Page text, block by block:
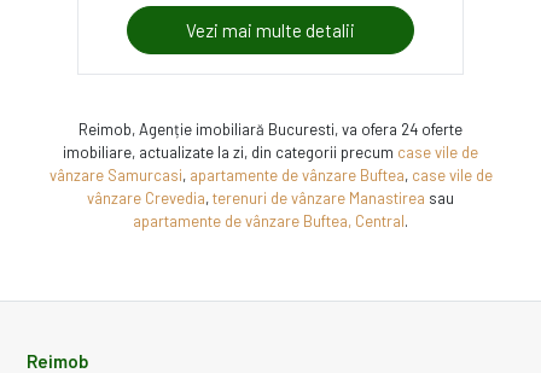
Vezi mai multe detalii
Reimob, Agenție imobiliară Bucuresti, va ofera 24 oferte
imobiliare, actualizate la zi, din categorii precum case vile de
vânzare Samurcasi, apartamente de vânzare Buftea, case vile de
vânzare Crevedia,terenuri de vânzare Manastirea sau
apartamente de vânzare Buftea, Central.
Reimob